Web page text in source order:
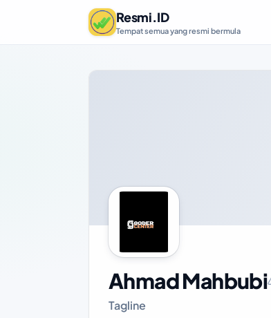
Resmi.ID
Tempat semua yang resmi bermula
Ahmad Mahbubi
Tagline